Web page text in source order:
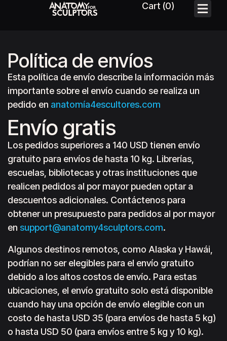
Política de envíos
Esta política de envío describe la información más
importante sobre el envío cuando se realiza un
pedido en anatomía4escultores.com
Envío gratis
Los pedidos superiores a 140 USD tienen envío
gratuito para envíos de hasta 10 kg. Librerías,
escuelas, bibliotecas y otras instituciones que
realicen pedidos al por mayor pueden optar a
descuentos adicionales. Contáctenos para
obtener un presupuesto para pedidos al por mayor
en support@anatomy4sculptors.com.
Algunos destinos remotos, como Alaska y Hawái,
podrían no ser elegibles para el envío gratuito
debido a los altos costos de envío. Para estas
ubicaciones, el envío gratuito solo está disponible
cuando hay una opción de envío elegible con un
costo de hasta USD 35 (para envíos de hasta 5 kg)
o hasta USD 50 (para envíos entre 5 kg y 10 kg).